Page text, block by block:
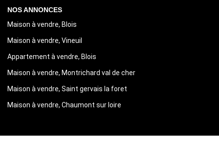
NOS ANNONCES
Maison à vendre, Blois
Maison à vendre, Vineuil
Appartement à vendre, Blois
Maison à vendre, Montrichard val de cher
Maison à vendre, Saint gervais la foret
Maison à vendre, Chaumont sur loire